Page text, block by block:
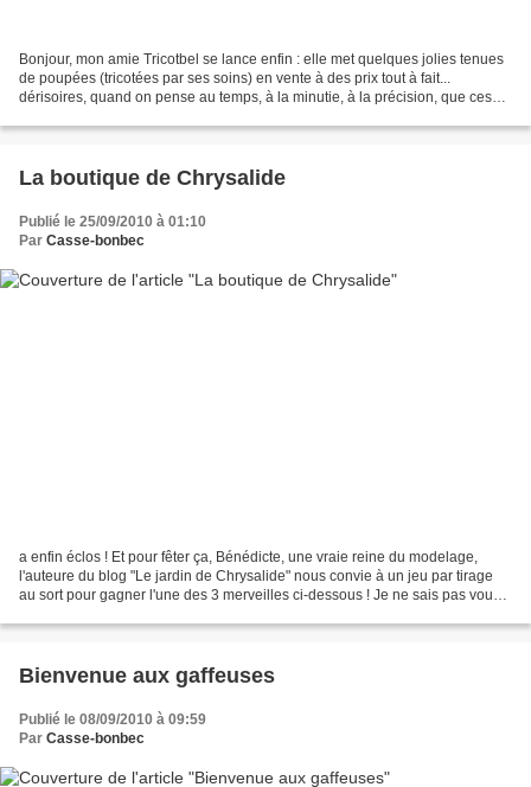
Bonjour, mon amie Tricotbel se lance enfin : elle met quelques jolies tenues
de poupées (tricotées par ses soins) en vente à des prix tout à fait...
dérisoires, quand on pense au temps, à la minutie, à la précision, que ces
La boutique de Chrysalide
Publié le 25/09/2010 à 01:10
Par Casse-bonbec
a enfin éclos ! Et pour fêter ça, Bénédicte, une vraie reine du modelage,
l'auteure du blog "Le jardin de Chrysalide" nous convie à un jeu par tirage
au sort pour gagner l'une des 3 merveilles ci-dessous ! Je ne sais pas vous,
Bienvenue aux gaffeuses
Publié le 08/09/2010 à 09:59
Par Casse-bonbec